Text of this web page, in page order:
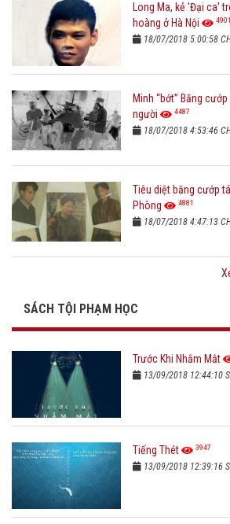
Long Ma, kẻ 'Đại ca'
hoàng ở Hà Nội
4901
18/07/2018 5:00:58
Minh “bớt” Băng
người
4487
18/07/2018 4:53:46
Tiêu diệt băng cướp
Phòng
4881
18/07/2018 4:47:13
SÁCH TỘI PHẠM HỌC
Trước Khi Nhắm Mắt
13/09/2018 12:44:10
Tiếng Thét 3947
13/09/2018 12:39:16